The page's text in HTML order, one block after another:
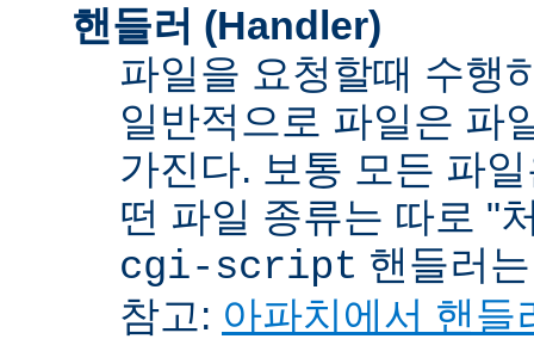
핸들러 (Handler)
파일을 요청할때 수행
일반적으로 파일은 파
가진다. 보통 모든 파
떤 파일 종류는 따로 "
cgi-script 핸들러
참고: 아파치에서 핸들